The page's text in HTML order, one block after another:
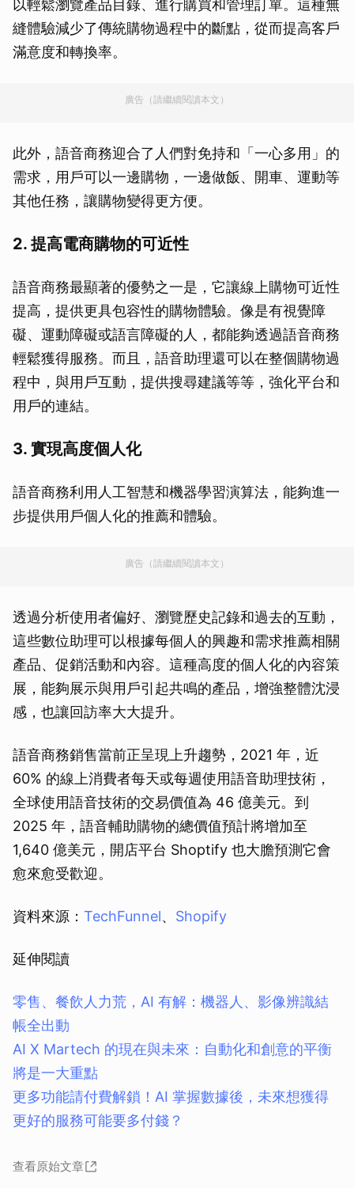
以輕鬆瀏覽產品目錄、進行購買和管理訂單。這種無
縫體驗減少了傳統購物過程中的斷點，從而提高客戶
滿意度和轉換率。
廣告（請繼續閱讀本文）
此外，語音商務迎合了人們對免持和「一心多用」的
需求，用戶可以一邊購物，一邊做飯、開車、運動等
其他任務，讓購物變得更方便。
2. 提高電商購物的可近性
語音商務最顯著的優勢之一是，它讓線上購物可近性
提高，提供更具包容性的購物體驗。像是有視覺障
礙、運動障礙或語言障礙的人，都能夠透過語音商務
輕鬆獲得服務。而且，語音助理還可以在整個購物過
程中，與用戶互動，提供搜尋建議等等，強化平台和
用戶的連結。
3. 實現高度個人化
語音商務利用人工智慧和機器學習演算法，能夠進一
步提供用戶個人化的推薦和體驗。
廣告（請繼續閱讀本文）
透過分析使用者偏好、瀏覽歷史記錄和過去的互動，
這些數位助理可以根據每個人的興趣和需求推薦相關
產品、促銷活動和內容。這種高度的個人化的內容策
展，能夠展示與用戶引起共鳴的產品，增強整體沈浸
感，也讓回訪率大大提升。
語音商務銷售當前正呈現上升趨勢，2021 年，近
60% 的線上消費者每天或每週使用語音助理技術，
全球使用語音技術的交易價值為 46 億美元。到
2025 年，語音輔助購物的總價值預計將增加至
1,640 億美元，開店平台 Shoptify 也大膽預測它會
愈來愈受歡迎。
資料來源： TechFunnel、 Shopify
延伸閱讀
零售、餐飲人力荒，AI 有解：機器人、影像辨識結
帳全出動
AI X Martech 的現在與未來：自動化和創意的平衡
將是一大重點
更多功能請付費解鎖！AI 掌握數據後，未來想獲得
更好的服務可能要多付錢？
查看原始文章